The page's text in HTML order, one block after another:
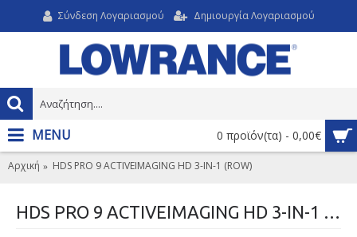
Σύνδεση Λογαριασμού Δημιουργία Λογαριασμού
0 προϊόν(τα) - 0,00€
MENU
Αρχική HDS PRO 9 ACTIVEIMAGING HD 3-IN-1 (ROW)
HDS PRO 9 ACTIVEIMAGING HD 3-IN-1 (ROW)